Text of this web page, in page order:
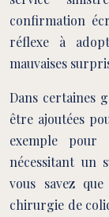
confirmation
réflexe à
mauvaises
Dans certaines
être ajoutées
exemple
nécessitant un
vous savez
chirurgie de